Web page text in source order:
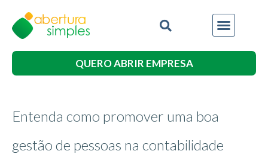
QUERO ABRIR EMPRESA
Entenda como promover uma boa
gestão de pessoas na contabilidade